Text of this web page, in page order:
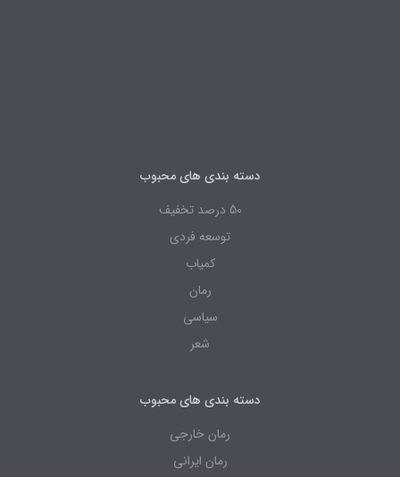
دسته بندی های محبوب
50 درصد تخفیف
توسعه فردی
کمیاب
رمان
سیاسی
شعر
دسته بندی های محبوب
رمان خارجی
رمان ایرانی